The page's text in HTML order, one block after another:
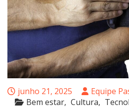
junho 21, 2025
Equipe
Bem estar Cultura